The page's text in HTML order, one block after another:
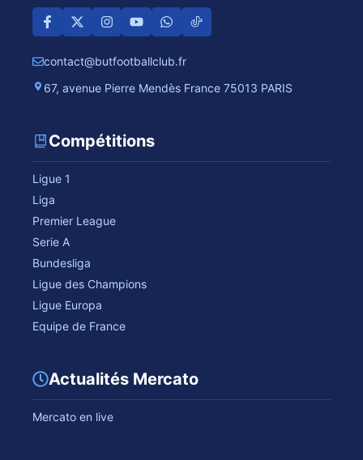
contact@butfootballclub.fr
67, avenue Pierre Mendès France 75013 PARIS
Compétitions
Ligue 1
Liga
Premier League
Serie A
Bundesliga
Ligue des Champions
Ligue Europa
Equipe de France
Actualités Mercato
Mercato en live